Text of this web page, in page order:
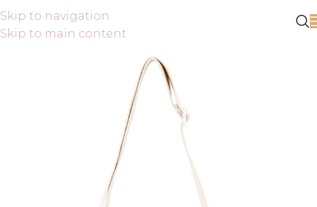
Skip to navigation
Skip to main content